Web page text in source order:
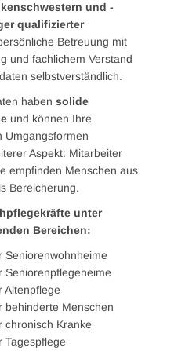
und -
qualifizierter
Betreuung mit
und fachlichem Verstand
selbstverständlich.
haben solide
und können Ihre
Umgangsformen
Aspekt: Mitarbeiter
empfinden Menschen aus
Bereicherung.
unter
Bereichen:
Seniorenwohnheime
Seniorenpflegeheime
Altenpflege
behinderte Menschen
chronisch Kranke
Tagespflege